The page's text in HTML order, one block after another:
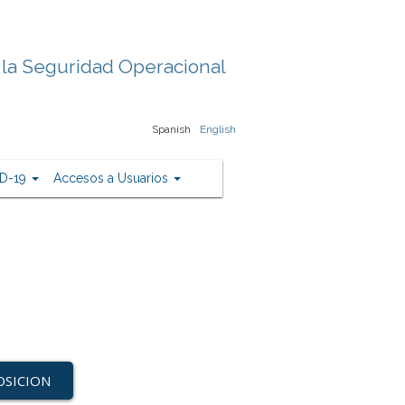
Seguridad Operacional
Spanish English
19 Accesos a Usuarios